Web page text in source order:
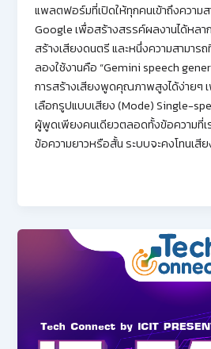
แพลตฟอร์มที่เปิดให้ทุกคนเข้าถึงความ
Google เพื่อสร้างสรรค์ผลงานได้หล
สร้างเสียงดนตรี และหนึ่งความสามาร
ลองใช้งานคือ “Gemini speech
การสร้างเสียงพูดคุณภาพสูงได้ง่ายๆ
เลือกรูปแบบเสียง (Mode) Single-
ผู้พูดเพียงคนเดียวตลอดทั้งข้อความที่เร
ข้อความยาวหรือสั้น ระบบจะคงโทนเสีย